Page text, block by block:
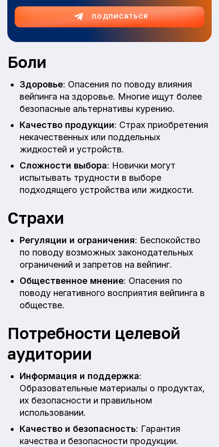
ПОДПИСАТЬСЯ
Боли
Здоровье: Опасения по поводу влияния
вейпинга на здоровье. Многие ищут более
безопасные альтернативы курению.
Качество продукции: Страх приобретения
некачественных или поддельных
жидкостей и устройств.
Сложности выбора: Новички могут
испытывать трудности в выборе
подходящего устройства или жидкости.
Страхи
Регуляции и ограничения: Беспокойство
по поводу возможных законодательных
ограничений и запретов на вейпинг.
Общественное мнение: Опасения по
поводу негативного восприятия вейпинга в
обществе.
Потребности целевой
аудитории
Информация и поддержка:
Образовательные материалы о продуктах,
их безопасности и правильном
использовании.
Качество и безопасность: Гарантия
качества и безопасности продукции.